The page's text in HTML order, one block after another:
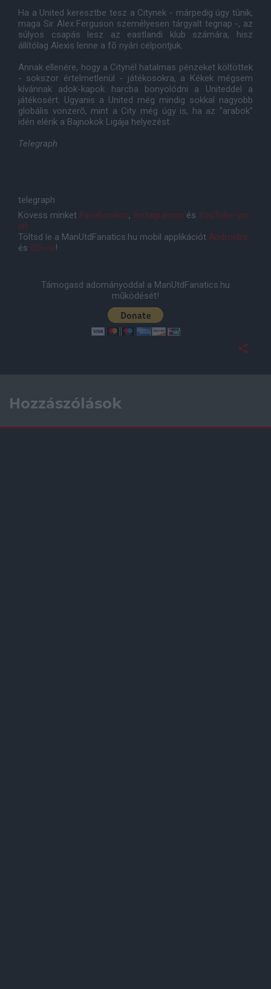
Ha a United keresztbe tesz a Citynek - márpedig úgy tûnik,
maga Sir Alex Ferguson személyesen tárgyalt tegnap -, az
súlyos csapás lesz az eastlandi klub számára, hisz
állítólag Alexis lenne a fõ nyári célpontjuk.
Annak ellenére, hogy a Citynél hatalmas pénzeket költöttek
- sokszor értelmetlenül - játékosokra, a Kékek mégsem
kívánnak adok-kapok harcba bonyolódni a Uniteddel a
játékosért. Ugyanis a United még mindig sokkal nagyobb
globális vonzerõ, mint a City még úgy is, ha az "arabok"
idén elérik a Bajnokok Ligája helyezést.
Telegraph
telegraph
Kövess minket Facebookon, Instagramon és YouTube-on
is!
Töltsd le a ManUtdFanatics.hu mobil applikációt Androidra
és iOS-re!
Támogasd adományoddal a ManUtdFanatics.hu
működését!
Hozzászólások